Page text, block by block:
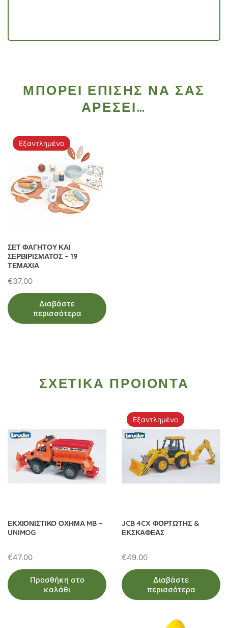
ΜΠΟΡΕΊ ΕΠΊΣΗΣ ΝΑ ΣΑΣ
ΑΡΈΣΕΙ…
Εξαντλημένο
ΣΕΤ ΦΑΓΗΤΟΥ ΚΑΙ
ΣΕΡΒΙΡΙΣΜΑΤΟΣ – 19
ΤΕΜΑΧΙΑ
€37.00
Διαβάστε
περισσότερα
ΣΧΕΤΙΚΑ ΠΡΟΙΟΝΤΑ
ΕΚΧΙΟΝΙΣΤΙΚΟ ΟΧΗΜΑ MB –
UNIMOG
€47.00
Προσθήκη στο
καλάθι
Εξαντλημένο
JCB 4CX ΦΟΡΤΩΤΗΣ &
ΕΚΣΚΑΦΕΑΣ
€49.00
Διαβάστε
περισσότερα